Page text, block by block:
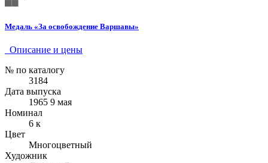
Медаль «За освобождение Варшавы»
Описание и цены
№ по каталогу
3184
Дата выпуска
1965 9 мая
Номинал
6 к
Цвет
Многоцветный
Художник